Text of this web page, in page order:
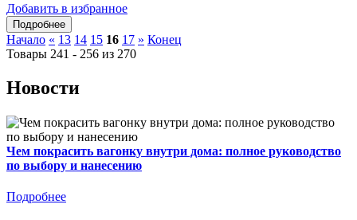
Добавить в избранное
Начало « 13 14 15 16 17 » Конец
Товары 241 - 256 из 270
Новости
Чем покрасить вагонку внутри дома: полное руководство
по выбору и нанесению
Подробнее